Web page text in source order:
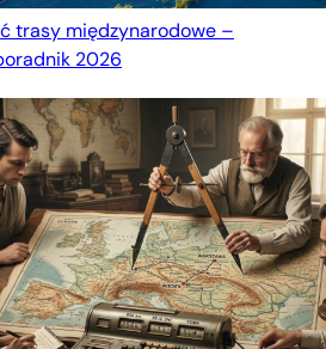
trasy międzynarodowe –
2026